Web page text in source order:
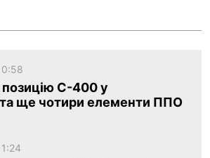
С-400 у
ще чотири елементи ППО